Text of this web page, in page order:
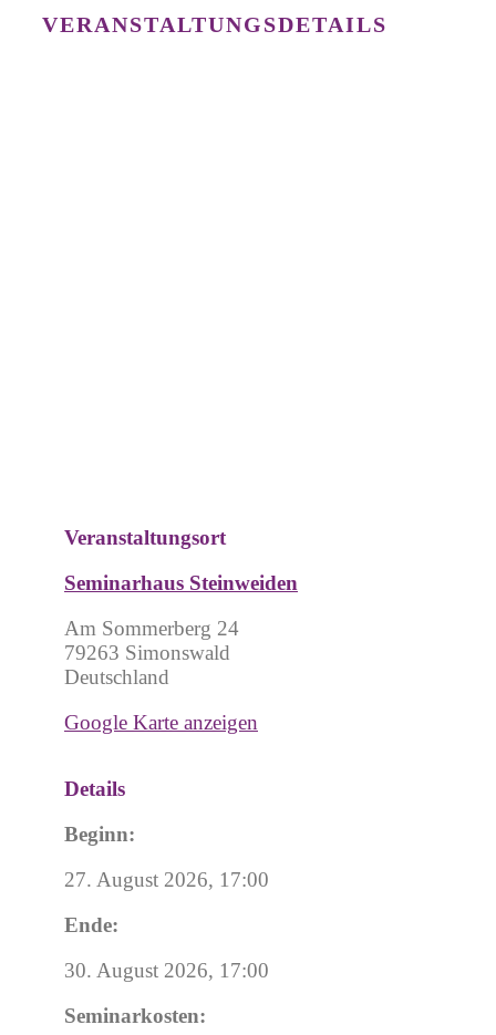
VERANSTALTUNGSDETAILS
Veranstaltungsort
Seminarhaus Steinweiden
Am Sommerberg 24
79263 Simonswald
Deutschland
Google Karte anzeigen
Details
Beginn:
27. August 2026, 17:00
Ende:
30. August 2026, 17:00
Seminarkosten: